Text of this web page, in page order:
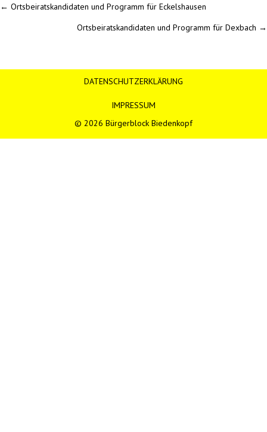
Posts
navigation
← Ortsbeiratskandidaten und Programm für Eckelshausen
Ortsbeiratskandidaten und Programm für Dexbach →
© 2026 Bürgerblock Biedenkopf
DATENSCHUTZERKLÄRUNG
IMPRESSUM